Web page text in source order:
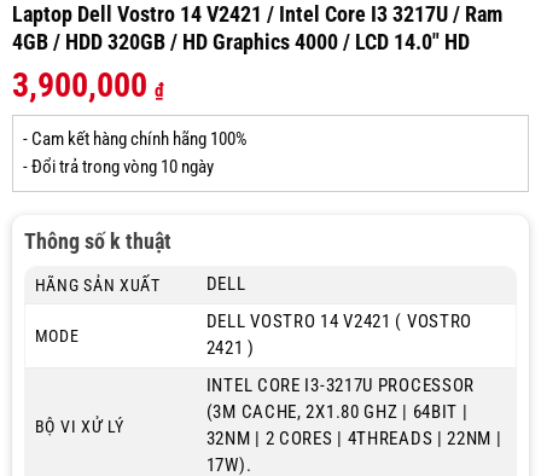
Laptop Dell Vostro 14 V2421 / Intel Core I3 3217U / Ram
4GB / HDD 320GB / HD Graphics 4000 / LCD 14.0″ HD
3,900,000 ₫
- Cam kết hàng chính hãng 100%
- Đổi trả trong vòng 10 ngày
Thông số k thuật
HÃNG SẢN XUẤT DELL
MODE
DELL VOSTRO 14 V2421 ( VOSTRO
2421 )
BỘ VI XỬ LÝ
INTEL CORE I3-3217U PROCESSOR
(3M CACHE, 2X1.80 GHZ | 64BIT |
32NM | 2 CORES | 4THREADS | 22NM |
17W).